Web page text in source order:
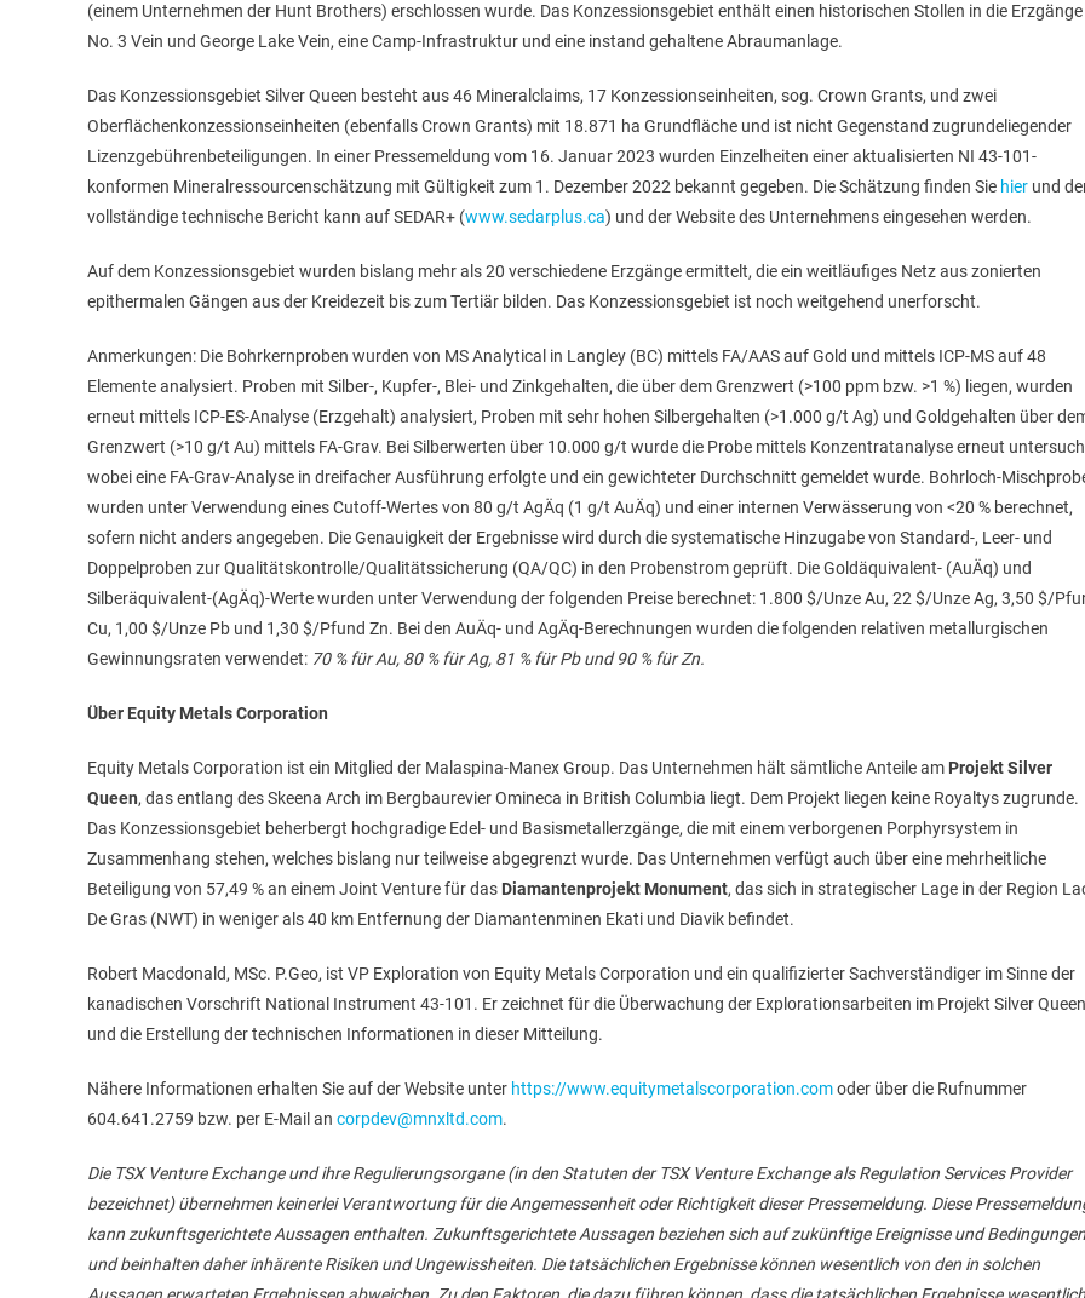
(einem Unternehmen der Hunt Brothers) erschlossen wurde. Das Konzessionsgebiet enthält einen historischen Stollen in die Erzgänge
No. 3 Vein und George Lake Vein, eine Camp-Infrastruktur und eine instand gehaltene Abraumanlage.
Das Konzessionsgebiet Silver Queen besteht aus 46 Mineralclaims, 17 Konzessionseinheiten, sog. Crown Grants, und zwei
Oberflächenkonzessionseinheiten (ebenfalls Crown Grants) mit 18.871 ha Grundfläche und ist nicht Gegenstand zugrundeliegender
Lizenzgebührenbeteiligungen. In einer Pressemeldung vom 16. Januar 2023 wurden Einzelheiten einer aktualisierten NI 43-101-
konformen Mineralressourcenschätzung mit Gültigkeit zum 1. Dezember 2022 bekannt gegeben. Die Schätzung finden Sie hier und
vollständige technische Bericht kann auf SEDAR+ (www.sedarplus.ca) und der Website des Unternehmens eingesehen werden.
Auf dem Konzessionsgebiet wurden bislang mehr als 20 verschiedene Erzgänge ermittelt, die ein weitläufiges Netz aus zonierten
epithermalen Gängen aus der Kreidezeit bis zum Tertiär bilden. Das Konzessionsgebiet ist noch weitgehend unerforscht.
Anmerkungen: Die Bohrkernproben wurden von MS Analytical in Langley (BC) mittels FA/AAS auf Gold und mittels ICP-MS auf 48
Elemente analysiert. Proben mit Silber-, Kupfer-, Blei- und Zinkgehalten, die über dem Grenzwert (>100 ppm bzw. >1 %) liegen, wurden
erneut mittels ICP-ES-Analyse (Erzgehalt) analysiert, Proben mit sehr hohen Silbergehalten (>1.000 g/t Ag) und Goldgehalten über
Grenzwert (>10 g/t Au) mittels FA-Grav. Bei Silberwerten über 10.000 g/t wurde die Probe mittels Konzentratanalyse erneut
wobei eine FA-Grav-Analyse in dreifacher Ausführung erfolgte und ein gewichteter Durchschnitt gemeldet wurde. Bohrloch-
wurden unter Verwendung eines Cutoff-Wertes von 80 g/t AgÄq (1 g/t AuÄq) und einer internen Verwässerung von <20 % berechnet,
sofern nicht anders angegeben. Die Genauigkeit der Ergebnisse wird durch die systematische Hinzugabe von Standard-, Leer- und
Doppelproben zur Qualitätskontrolle/Qualitätssicherung (QA/QC) in den Probenstrom geprüft. Die Goldäquivalent- (AuÄq) und
Silberäquivalent-(AgÄq)-Werte wurden unter Verwendung der folgenden Preise berechnet: 1.800 $/Unze Au, 22 $/Unze Ag, 3,50 $/
Cu, 1,00 $/Unze Pb und 1,30 $/Pfund Zn. Bei den AuÄq- und AgÄq-Berechnungen wurden die folgenden relativen metallurgischen
Gewinnungsraten verwendet: 70 % für Au, 80 % für Ag, 81 % für Pb und 90 % für Zn.
Über Equity Metals Corporation
Equity Metals Corporation ist ein Mitglied der Malaspina-Manex Group. Das Unternehmen hält sämtliche Anteile am Projekt Silver
Queen, das entlang des Skeena Arch im Bergbaurevier Omineca in British Columbia liegt. Dem Projekt liegen keine Royaltys zugrunde.
Das Konzessionsgebiet beherbergt hochgradige Edel- und Basismetallerzgänge, die mit einem verborgenen Porphyrsystem in
Zusammenhang stehen, welches bislang nur teilweise abgegrenzt wurde. Das Unternehmen verfügt auch über eine mehrheitliche
Beteiligung von 57,49 % an einem Joint Venture für das Diamantenprojekt Monument, das sich in strategischer Lage in der Region
De Gras (NWT) in weniger als 40 km Entfernung der Diamantenminen Ekati und Diavik befindet.
Robert Macdonald, MSc. P.Geo, ist VP Exploration von Equity Metals Corporation und ein qualifizierter Sachverständiger im Sinne der
kanadischen Vorschrift National Instrument 43-101. Er zeichnet für die Überwachung der Explorationsarbeiten im Projekt Silver Queen
und die Erstellung der technischen Informationen in dieser Mitteilung.
Nähere Informationen erhalten Sie auf der Website unter https://www.equitymetalscorporation.comoder über die Rufnummer
604.641.2759 bzw. per E-Mail an corpdev@mnxltd.com.
Die TSX Venture Exchange und ihre Regulierungsorgane (in den Statuten der TSX Venture Exchange als Regulation Services Provider
bezeichnet) übernehmen keinerlei Verantwortung für die Angemessenheit oder Richtigkeit dieser Pressemeldung. Diese
kann zukunftsgerichtete Aussagen enthalten. Zukunftsgerichtete Aussagen beziehen sich auf zukünftige Ereignisse und Bedingungen
und beinhalten daher inhärente Risiken und Ungewissheiten. Die tatsächlichen Ergebnisse können wesentlich von den in solchen